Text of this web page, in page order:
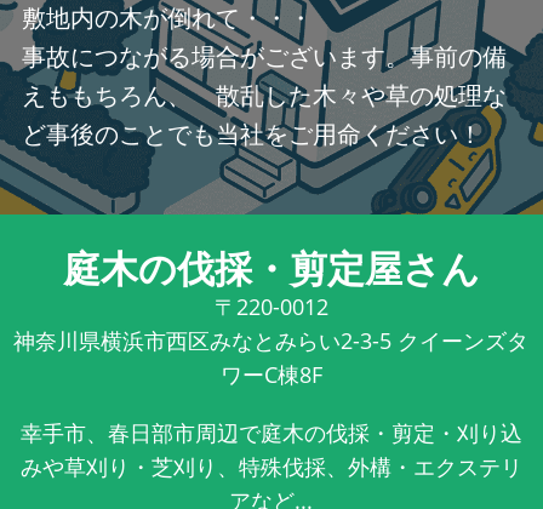
敷地内の木が倒れて・・・
事故につながる場合がございます。事前の備
えももちろん、 散乱した木々や草の処理な
ど事後のことでも当社をご用命ください！
庭木の伐採・剪定屋さん
〒220-0012
神奈川県横浜市西区みなとみらい2-3-5 クイーンズタ
ワーC棟8F
幸手市、春日部市周辺で庭木の伐採・剪定・刈り込
みや草刈り・芝刈り、特殊伐採、外構・エクステリ
アなど...